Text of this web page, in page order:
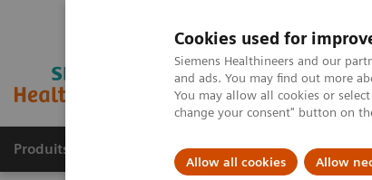
Cookies used for
Siemens Healthineers and our
and ads. You may find out more
You may allow all cookies or
change your consent" button on
Allow all cookies Allow
Produits & Services À propos de